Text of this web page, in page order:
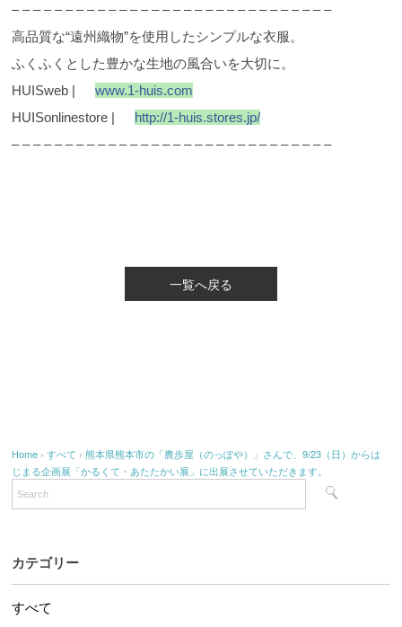
– – – – – – – – – – – – – – – – – – – – – – – – – – – – – –
高品質な“遠州織物”を使用したシンプルな衣服。
ふくふくとした豊かな生地の風合いを大切に。
HUISweb |
www.1-huis.com
HUISonlinestore |
http://1-huis.stores.jp/
– – – – – – – – – – – – – – – – – – – – – – – – – – – – – –
一覧へ戻る
Home ›すべて ›熊本県熊本市の「農歩屋（のっぽや）」さんで、9/23（日）からは
じまる企画展「かるくて・あたたかい展」に出展させていただきます。
カテゴリー
すべて